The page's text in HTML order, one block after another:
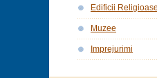
Edificii Religioase
Muzee
Imprejurimi